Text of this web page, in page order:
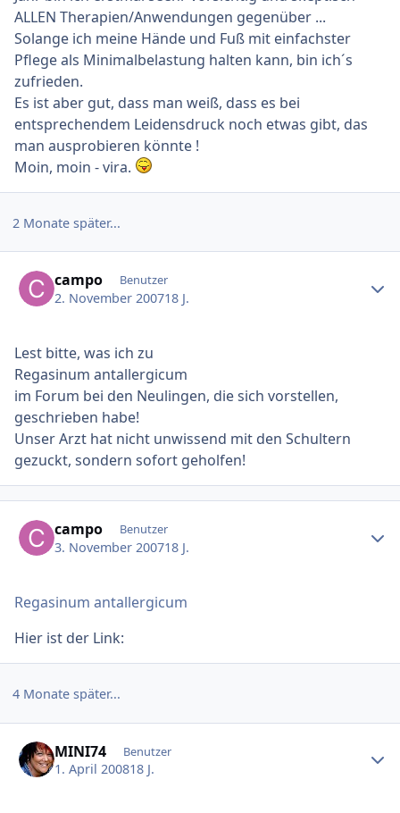
ALLEN Therapien/Anwendungen gegenüber ...
Solange ich meine Hände und Fuß mit einfachster
Pflege als Minimalbelastung halten kann, bin ich´s
zufrieden.
Es ist aber gut, dass man weiß, dass es bei
entsprechendem Leidensdruck noch etwas gibt, das
man ausprobieren könnte !
Moin, moin - vira.
2 Monate später...
campo Benutzer
2. November 200718 J.
Lest bitte, was ich zu
Regasinum antallergicum
im Forum bei den Neulingen, die sich vorstellen,
geschrieben habe!
Unser Arzt hat nicht unwissend mit den Schultern
gezuckt, sondern sofort geholfen!
campo Benutzer
3. November 200718 J.
Regasinum antallergicum
Hier ist der Link:
4 Monate später...
MINI74 Benutzer
1. April 200818 J.